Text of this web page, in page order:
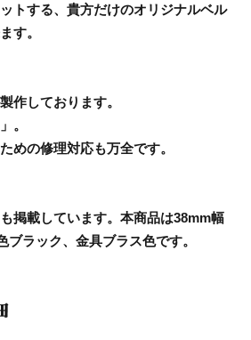
トする、貴方だけのオリジナルベル
す。
作しております。
。
めの修理対応も万全です。
掲載しています。本商品は38mm幅
ブラック、金具ブラス色です。